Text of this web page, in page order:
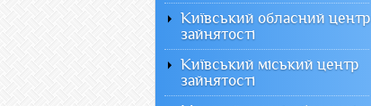
Київський обласний центр
зайнятості
Київський міський центр
зайнятості